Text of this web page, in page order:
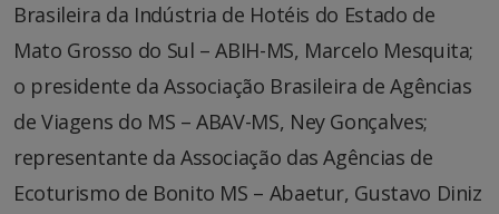
Brasileira da Indústria de Hotéis do Estado de
Mato Grosso do Sul – ABIH-MS, Marcelo Mesquita;
o presidente da Associação Brasileira de Agências
de Viagens do MS – ABAV-MS, Ney Gonçalves;
representante da Associação das Agências de
Ecoturismo de Bonito MS – Abaetur, Gustavo Diniz